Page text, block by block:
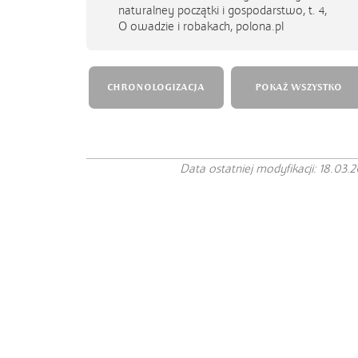
naturalney początki i gospodarstwo, t. 4,
O owadzie i robakach, polona.pl
CHRONOLOGIZACJA POKAŻ WSZYSTKO
Data ostatniej modyfikacji: